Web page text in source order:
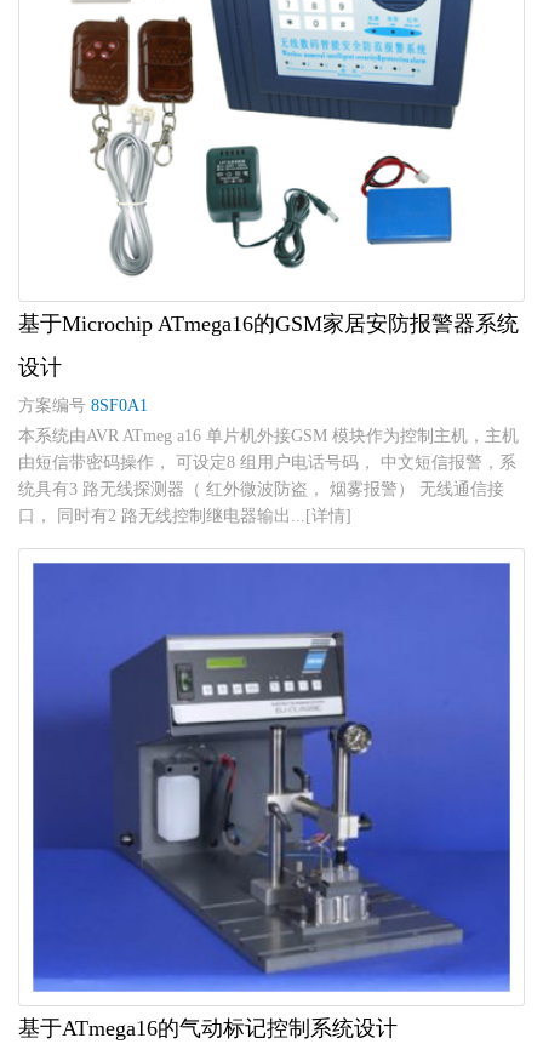
基于Microchip ATmega16的GSM家居安防报警器系统
设计
方案编号 8SF0A1
本系统由AVR ATmeg a16 单片机外接GSM 模块作为控制主机，主机
由短信带密码操作， 可设定8 组用户电话号码， 中文短信报警，系
统具有3 路无线探测器（ 红外微波防盗， 烟雾报警） 无线通信接
口， 同时有2 路无线控制继电器输出...[详情]
基于ATmega16的气动标记控制系统设计